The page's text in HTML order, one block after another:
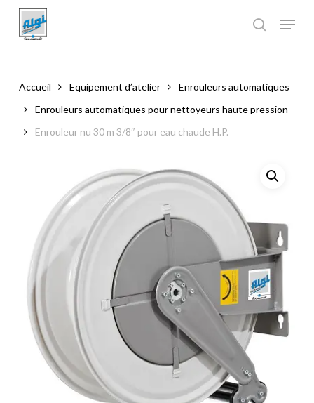
main
Accueil Equipement d’atelier
Enrouleurs automatiques
Enrouleurs automatiques pour nettoyeurs haute pression
Enrouleur nu 30 m 3/8″ pour eau chaude H.P.